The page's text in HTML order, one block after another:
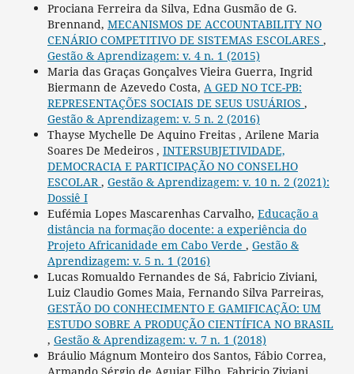
Prociana Ferreira da Silva, Edna Gusmão de G.
Brennand, MECANISMOS DE ACCOUNTABILITY NO
CENÁRIO COMPETITIVO DE SISTEMAS ESCOLARES ,
Gestão & Aprendizagem: v. 4 n. 1 (2015)
Maria das Graças Gonçalves Vieira Guerra, Ingrid
Biermann de Azevedo Costa, A GED NO TCE-PB:
REPRESENTAÇÕES SOCIAIS DE SEUS USUÁRIOS ,
Gestão & Aprendizagem: v. 5 n. 2 (2016)
Thayse Mychelle De Aquino Freitas , Arilene Maria
Soares De Medeiros , INTERSUBJETIVIDADE,
DEMOCRACIA E PARTICIPAÇÃO NO CONSELHO
ESCOLAR, Gestão & Aprendizagem: v. 10 n. 2 (2021):
Dossiê I
Eufémia Lopes Mascarenhas Carvalho, Educação a
distância na formação docente: a experiência do
Projeto Africanidade em Cabo Verde , Gestão &
Aprendizagem: v. 5 n. 1 (2016)
Lucas Romualdo Fernandes de Sá, Fabricio Ziviani,
Luiz Claudio Gomes Maia, Fernando Silva Parreiras,
GESTÃO DO CONHECIMENTO E GAMIFICAÇÃO: UM
ESTUDO SOBRE A PRODUÇÃO CIENTÍFICA NO BRASIL
, Gestão & Aprendizagem: v. 7 n. 1 (2018)
Bráulio Mágnum Monteiro dos Santos, Fábio Correa,